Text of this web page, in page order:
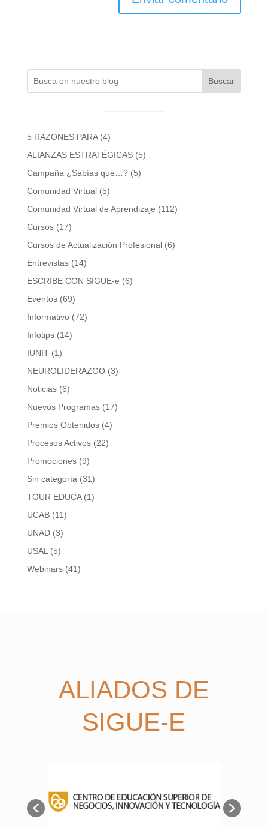
Buscar
5 RAZONES PARA(4)
ALIANZAS ESTRATÉGICAS(5)
Campaña ¿Sabías que…?(5)
Comunidad Virtual(5)
Comunidad Virtual de Aprendizaje (112)
Cursos(17)
Cursos de Actualización Profesional(6)
Entrevistas(14)
ESCRIBE CON SIGUE-e (6)
Eventos(69)
Informativo(72)
Infotips(14)
IUNIT(1)
NEUROLIDERAZGO(3)
Noticias(6)
Nuevos Programas(17)
Premios Obtenidos(4)
Procesos Activos(22)
Promociones(9)
Sin categoría (31)
TOUR EDUCA(1)
UCAB(11)
UNAD(3)
USAL (5)
Webinars(41)
ALIADOS DE
SIGUE-E